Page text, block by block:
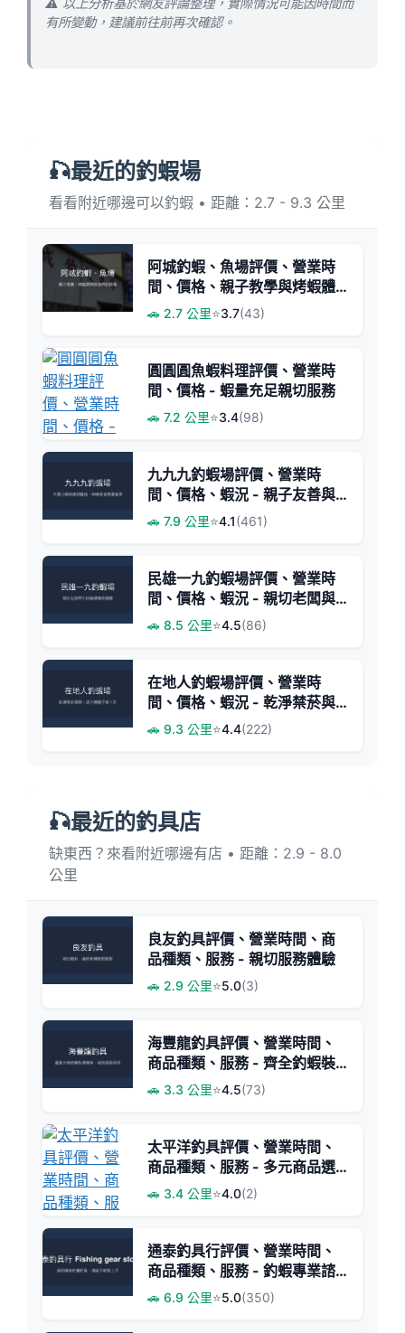
有所變動，建議前往前再次確認。
🎣最近的釣蝦場
看看附近哪邊可以釣蝦 • 距離：2.7 - 9.3 公里
阿城釣蝦、魚場評價、營業時
間、價格、親子教學與烤蝦體
🚗 2.7 公里⭐3.7(43)
圓圓圓魚蝦料理評價、營業時
間、價格 - 蝦量充足親切服務
🚗 7.2 公里⭐3.4(98)
九九九釣蝦場評價、營業時
間、價格、蝦況 - 親子友善與
美味料理
🚗 7.9 公里⭐4.1(461)
民雄一九釣蝦場評價、營業時
間、價格、蝦況 - 親切老闆與
活力泰國蝦
🚗 8.5 公里⭐4.5(86)
在地人釣蝦場評價、營業時
間、價格、蝦況 - 乾淨禁菸與
活力蝦體
🚗 9.3 公里⭐4.4(222)
🎣最近的釣具店
缺東西？來看附近哪邊有店 • 距離：2.9 - 8.0
公里
良友釣具評價、營業時間、商
品種類、服務 - 親切服務體驗
🚗 2.9 公里⭐5.0(3)
海豐龍釣具評價、營業時間、
商品種類、服務 - 齊全釣蝦裝
備與專業諮詢
🚗 3.3 公里⭐4.5(73)
太平洋釣具評價、營業時間、
商品種類、服務 - 多元商品選
🚗 3.4 公里⭐4.0(2)
通泰釣具行評價、營業時間、
商品種類、服務 - 釣蝦專業諮
詢與親切教學
🚗 6.9 公里⭐5.0(350)